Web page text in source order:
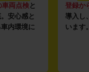
車両点検と
安心感と
内環境に
登録か
導入し
います